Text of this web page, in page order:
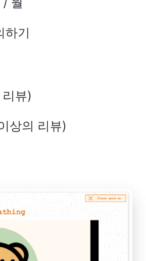
하기
뷰)
상의 리뷰)